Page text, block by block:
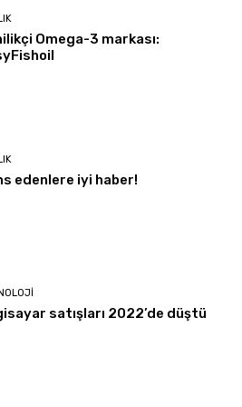
Omega-3 markası:
edenlere iyi haber!
satışları 2022’de düştü